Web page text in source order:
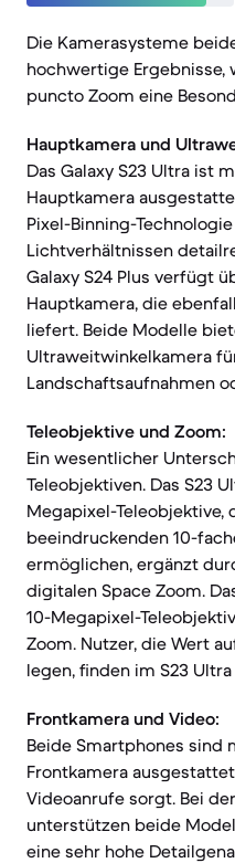
Die Kamerasysteme
hochwertige Ergebnisse,
puncto Zoom eine
Hauptkamera und
Das Galaxy S23 Ultra ist
Hauptkamera
Pixel-Binning-
Lichtverhältnissen
Galaxy S24 Plus verfügt
Hauptkamera, die
liefert. Beide Modelle
Ultraweitwinkelkamera
Landschaftsaufnahmen
Teleobjektive und Zoom:
Ein wesentlicher
Teleobjektiven. Das S23
Megapixel-Teleobjektive,
beeindruckenden 10-
ermöglichen, ergänzt
digitalen Space Zoom.
10-Megapixel-
Zoom. Nutzer, die Wert
legen, finden im S23
Frontkamera und Video:
Beide Smartphones sind
Frontkamera
Videoanrufe sorgt. Bei
unterstützen beide
eine sehr hohe